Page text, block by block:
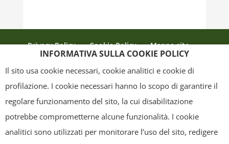
Privacy Policy Cookie Policy
Mappa sito
- Tutti i contenuti di questa pagina (i testi, le immagini, la
grafica ed il layout) sono di proprietà del "Distretto Produttivo Agrumi di
Sicilia" e tutelati dal diritto d’autore. È pertanto vietato copiarli,
INFORMATIVA SULLA COOKIE POLICY
Il sito usa cookie necessari, cookie analitici e cookie di
profilazione. I cookie necessari hanno lo scopo di garantire il
regolare funzionamento del sito, la cui disabilitazione
potrebbe comprometterne alcune funzionalità. I cookie
analitici sono utilizzati per monitorare l’uso del sito, redigere